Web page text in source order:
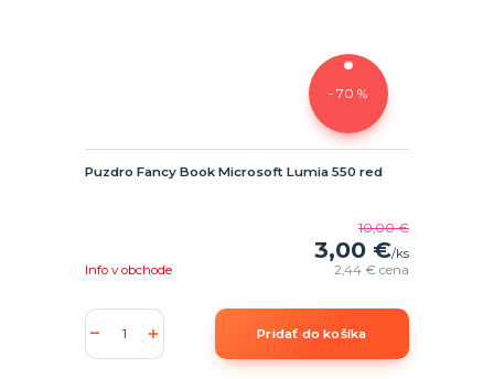
- 70 %
Puzdro Fancy Book Microsoft Lumia 550 red
10,00 €
3,00 €/ks
2,44 €cena
Info v obchode
Pridať do košíka